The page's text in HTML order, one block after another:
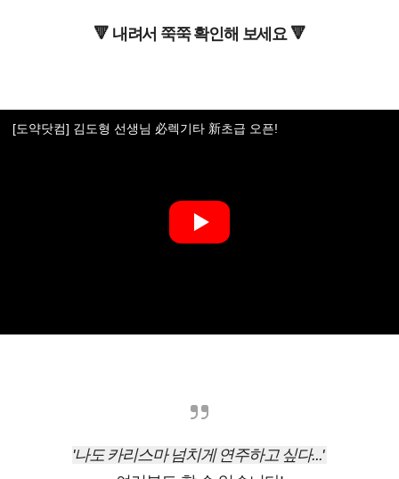
🔻 내려서 쭉쭉 확인해 보세요 🔻
[도약닷컴] 김도형 선생님 必렉기타 新초급 오픈!
'나도 카리스마 넘치게 연주하고 싶다...'